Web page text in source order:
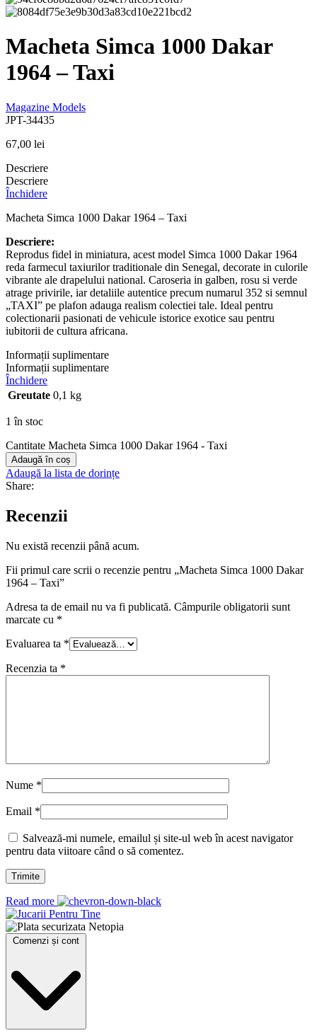
Macheta Simca 1000 Dakar
1964 – Taxi
Magazine Models
JPT-34435
67,00 lei
Descriere
Descriere
Închidere
Macheta Simca 1000 Dakar 1964 – Taxi
Descriere:
Reprodus fidel in miniatura, acest model Simca 1000 Dakar 1964
reda farmecul taxiurilor traditionale din Senegal, decorate in culorile
vibrante ale drapelului national. Caroseria in galben, rosu si verde
atrage privirile, iar detaliile autentice precum numarul 352 si semnul
„TAXI” pe plafon adauga realism colectiei tale. Ideal pentru
colectionarii pasionati de vehicule istorice exotice sau pentru
iubitorii de cultura africana.
Informații suplimentare
Informații suplimentare
Închidere
Greutate 0,1 kg
1 în stoc
Cantitate Macheta Simca 1000 Dakar 1964 - Taxi
Adaugă în coș
Adaugă la lista de dorințe
Share:
Recenzii
Nu există recenzii până acum.
Fii primul care scrii o recenzie pentru „Macheta Simca 1000 Dakar
1964 – Taxi”
Adresa ta de email nu va fi publicată. Câmpurile obligatorii sunt
marcate cu *
Evaluarea ta *
Recenzia ta *
Nume *
Email *
Salvează-mi numele, emailul și site-ul web în acest navigator
pentru data viitoare când o să comentez.
Read more
Comenzi și cont